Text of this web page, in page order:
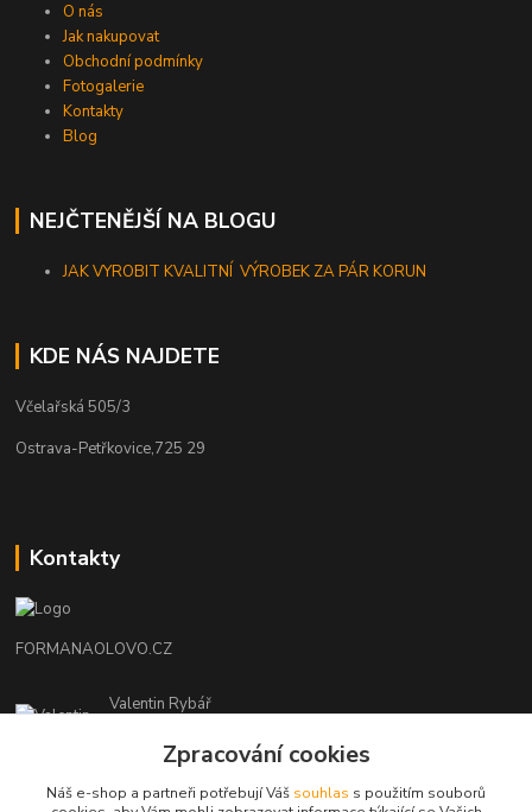
O nás
Jak nakupovat
Obchodní podmínky
Fotogalerie
Kontakty
Blog
NEJČTENĚJŠÍ NA BLOGU
JAK VYROBIT KVALITNÍ VÝROBEK ZA PÁR KORUN
KDE NÁS NAJDETE
Včelařská 505/3
Ostrava-Petřkovice,725 29
Kontakty
FORMANAOLOVO.CZ
Valentin Rybář
(Po-Pá, 7-12 15-22 hod.)
ryvafishing@gmail.com
Zpracování cookies
Náš e-shop a partneři potřebují Váš souhlas s použitím souborů